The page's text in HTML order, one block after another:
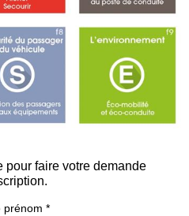
pour faire votre demande
prénom *